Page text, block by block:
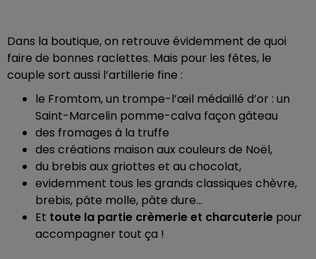
Dans la boutique, on retrouve évidemment de quoi
faire de bonnes raclettes. Mais pour les fêtes, le
couple sort aussi l’artillerie fine :
le Fromtom, un trompe-l’œil médaillé d’or : un
Saint-Marcelin pomme-calva façon gâteau
des fromages à la truffe
des créations maison aux couleurs de Noël,
du brebis aux griottes et au chocolat,
evidemment tous les grands classiques chèvre,
brebis, pâte molle, pâte dure…
Et toute la partie crèmerie et charcuterie pour
accompagner tout ça !